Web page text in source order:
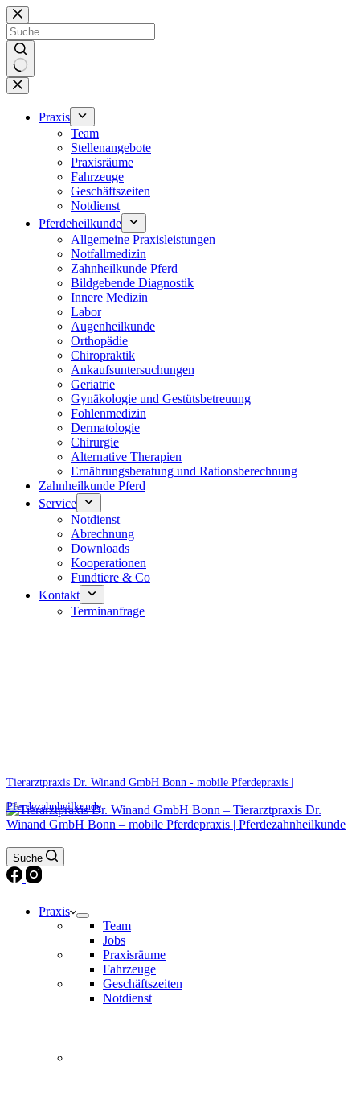
Zum
Inhalt
springen
Keine
Ergebnisse
Praxis
Team
Stellenangebote
Praxisräume
Fahrzeuge
Geschäftszeiten
Notdienst
Pferdeheilkunde
Allgemeine Praxisleistungen
Notfallmedizin
Zahnheilkunde Pferd
Bildgebende Diagnostik
Innere Medizin
Labor
Augenheilkunde
Orthopädie
Chiropraktik
Ankaufsuntersuchungen
Geriatrie
Gynäkologie und Gestütsbetreuung
Fohlenmedizin
Dermatologie
Chirurgie
Alternative Therapien
Ernährungsberatung und Rationsberechnung
Zahnheilkunde Pferd
Service
Notdienst
Abrechnung
Downloads
Kooperationen
Fundtiere & Co
Kontakt
Terminanfrage
Tierarztpraxis Dr. Winand GmbH Bonn - mobile Pferdepraxis |
Pferdezahnheilkunde
Suche
Praxis
Team
Jobs
Praxisräume
Fahrzeuge
Geschäftszeiten
Notdienst